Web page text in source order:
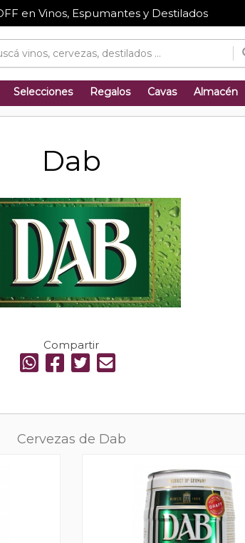
en Vinos, Espumantes y Destilados
Selecciones Regalos Cavas Almacén
Dab
Compartir
Cervezas de Dab